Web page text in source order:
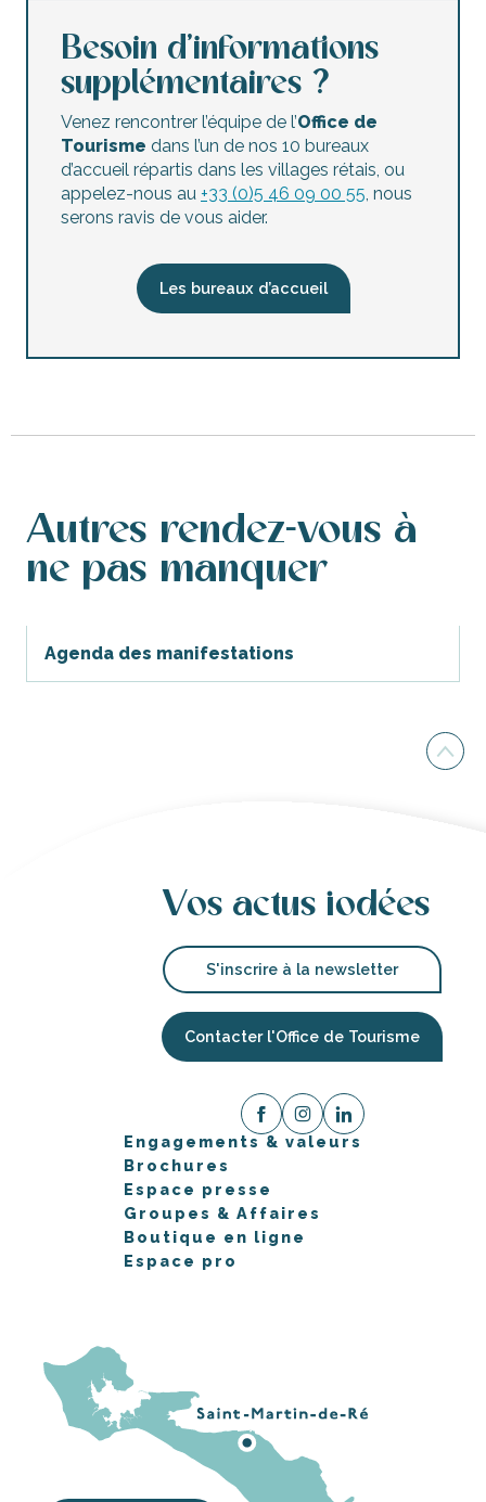
Ré-créations : Chantier naval
Ateliers Ré-créations : peintre paysagiste
Ré-créations : Tous azimuts
Sortie « Soir de Nature » - Marais de Loix
Ré-créations : Naviguer à vue
Ré-créations : Aquarelle au jardin
Journées Européennes du Patrimoine à la LPO Maison du
Besoin d’informations
supplémentaires ?
Venez rencontrer l’équipe de l’Office de
Tourisme dans l’un de nos 10 bureaux
d’accueil répartis dans les villages rétais, ou
appelez-nous au +33 (0)5 46 09 00 55, nous
serons ravis de vous aider.
Les bureaux d’accueil
Autres rendez-vous à
ne pas manquer
Agenda des manifestations
Vos actus iodées
S'inscrire à la newsletter
Contacter l'Office de Tourisme
Engagements & valeurs
Brochures
Espace presse
Groupes & Affaires
Boutique en ligne
Espace pro